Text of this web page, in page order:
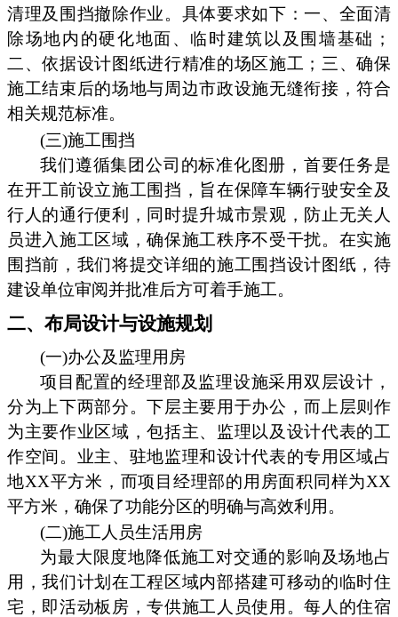
清理及围挡撤除作业。具体要求如下：一、全面清
除场地内的硬化地面、临时建筑以及围墙基础；
二、依据设计图纸进行精准的场区施工；三、确保
施工结束后的场地与周边市政设施无缝衔接，符合
相关规范标准。
(三)施工围挡
我们遵循集团公司的标准化图册，首要任务是
在开工前设立施工围挡，旨在保障车辆行驶安全及
行人的通行便利，同时提升城市景观，防止无关人
员进入施工区域，确保施工秩序不受干扰。在实施
围挡前，我们将提交详细的施工围挡设计图纸，待
建设单位审阅并批准后方可着手施工。
二、布局设计与设施规划
(一)办公及监理用房
项目配置的经理部及监理设施采用双层设计，
分为上下两部分。下层主要用于办公，而上层则作
为主要作业区域，包括主、监理以及设计代表的工
作空间。业主、驻地监理和设计代表的专用区域占
地XX平方米，而项目经理部的用房面积同样为XX
平方米，确保了功能分区的明确与高效利用。
(二)施工人员生活用房
为最大限度地降低施工对交通的影响及场地占
用，我们计划在工程区域内部搭建可移动的临时住
宅，即活动板房，专供施工人员使用。每人的住宿